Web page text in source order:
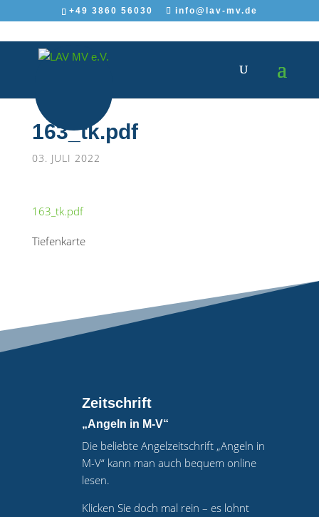
+49 3860 56030 info@lav-mv.de
163_tk.pdf
03. JULI 2022
163_tk.pdf
Tiefenkarte
Zeitschrift
„Angeln in M-V“
Die beliebte Angelzeitschrift „Angeln in
M-V“ kann man auch bequem online
lesen.
Klicken Sie doch mal rein – es lohnt